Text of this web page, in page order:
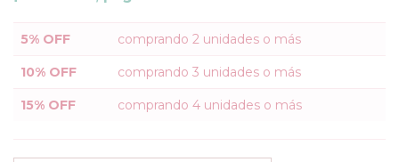
5% OFF comprando 2 unidades o más
10% OFF comprando 3 unidades o más
15% OFF comprando 4 unidades o más